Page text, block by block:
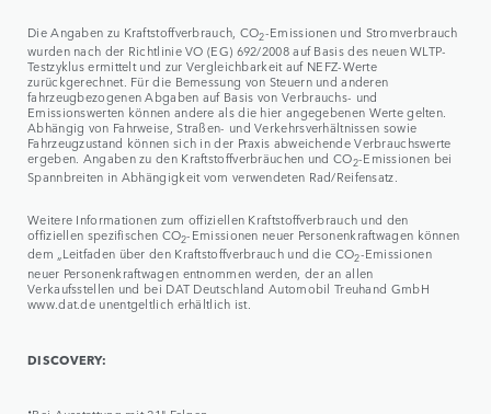
Die Angaben zu Kraftstoffverbrauch, CO2-Emissionen und Stromverbrauch
wurden nach der Richtlinie VO (EG) 692/2008 auf Basis des neuen WLTP-
Testzyklus ermittelt und zur Vergleichbarkeit auf NEFZ-Werte
zurückgerechnet. Für die Bemessung von Steuern und anderen
fahrzeugbezogenen Abgaben auf Basis von Verbrauchs- und
Emissionswerten können andere als die hier angegebenen Werte gelten.
Abhängig von Fahrweise, Straßen- und Verkehrsverhältnissen sowie
Fahrzeugzustand können sich in der Praxis abweichende Verbrauchswerte
ergeben. Angaben zu den Kraftstoffverbräuchen und CO2-Emissionen bei
Spannbreiten in Abhängigkeit vom verwendeten Rad/Reifensatz.
Weitere Informationen zum offiziellen Kraftstoffverbrauch und den
offiziellen spezifischen CO2-Emissionen neuer Personenkraftwagen können
dem „Leitfaden über den Kraftstoffverbrauch und die CO2-Emissionen
neuer Personenkraftwagen entnommen werden, der an allen
Verkaufsstellen und bei DAT Deutschland Automobil Treuhand GmbH
www.dat.de unentgeltlich erhältlich ist.
DISCOVERY:
⬧